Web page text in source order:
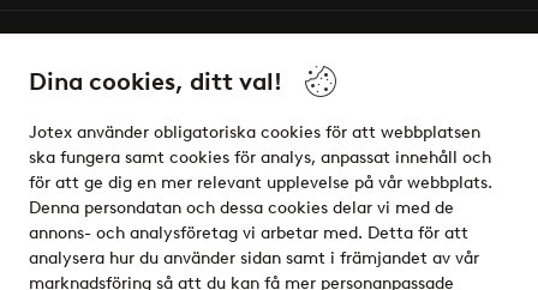
Dina cookies, ditt val!
Jotex använder obligatoriska cookies för att webbplatsen
ska fungera samt cookies för analys, anpassat innehåll och
för att ge dig en mer relevant upplevelse på vår webbplats.
Denna persondatan och dessa cookies delar vi med de
annons- och analysföretag vi arbetar med. Detta för att
analysera hur du använder sidan samt i främjandet av vår
marknadsföring så att du kan få mer personanpassade
Säkra betalningar - Betala direkt eller dela upp
Vill du veta mer om våra betalalternativ?
elpy